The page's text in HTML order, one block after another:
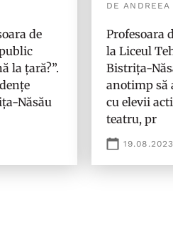
de
la țară?”.
Năsău
DE ANDREEA
Profesoara
la Liceul
Bistrița-
anotimp să
cu elevii
teatru, pr
19.08.2023